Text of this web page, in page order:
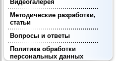
Видеогалерея
Методические разработки,
статьи
Вопросы и ответы
Политика обработки
персональных данных